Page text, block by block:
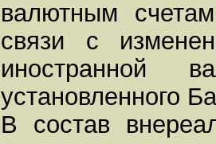
валютным
связи с
установленного
В состав